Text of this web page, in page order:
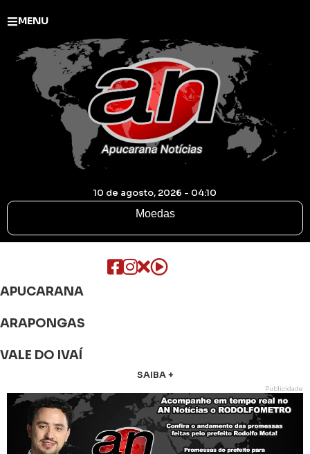
MENU
10 de agosto, 2026 - 04:10
Moedas
APUCARANA
ARAPONGAS
VALE DO IVAÍ
SAIBA +
Publicidade